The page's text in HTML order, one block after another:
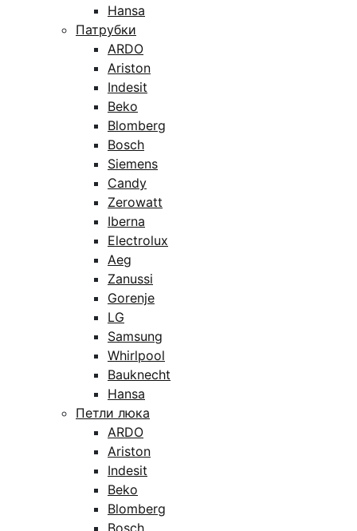
Hansa
Патрубки
ARDO
Ariston
Indesit
Beko
Blomberg
Bosch
Siemens
Candy
Zerowatt
Iberna
Electrolux
Aeg
Zanussi
Gorenje
LG
Samsung
Whirlpool
Bauknecht
Hansa
Петли люка
ARDO
Ariston
Indesit
Beko
Blomberg
Bosch